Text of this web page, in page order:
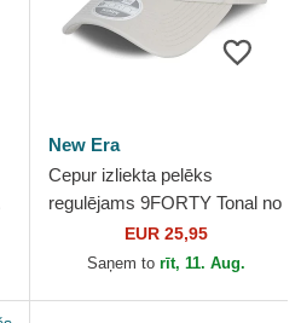
New Era
Cepur izliekta pelēks
regulējams 9FORTY Tonal no
New York Yankees MLB no
New Era
EUR 25,95
Saņem to rīt, 11. Aug.